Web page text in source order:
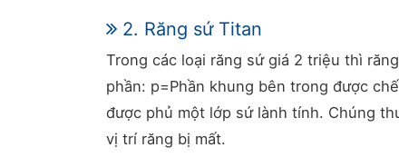
2. Răng sứ Titan
Trong các loại răng sứ giá 2 triệu thì
phần: p=Phần khung bên trong được
được phủ một lớp sứ lành tính. Chúng
vị trí răng bị mất.